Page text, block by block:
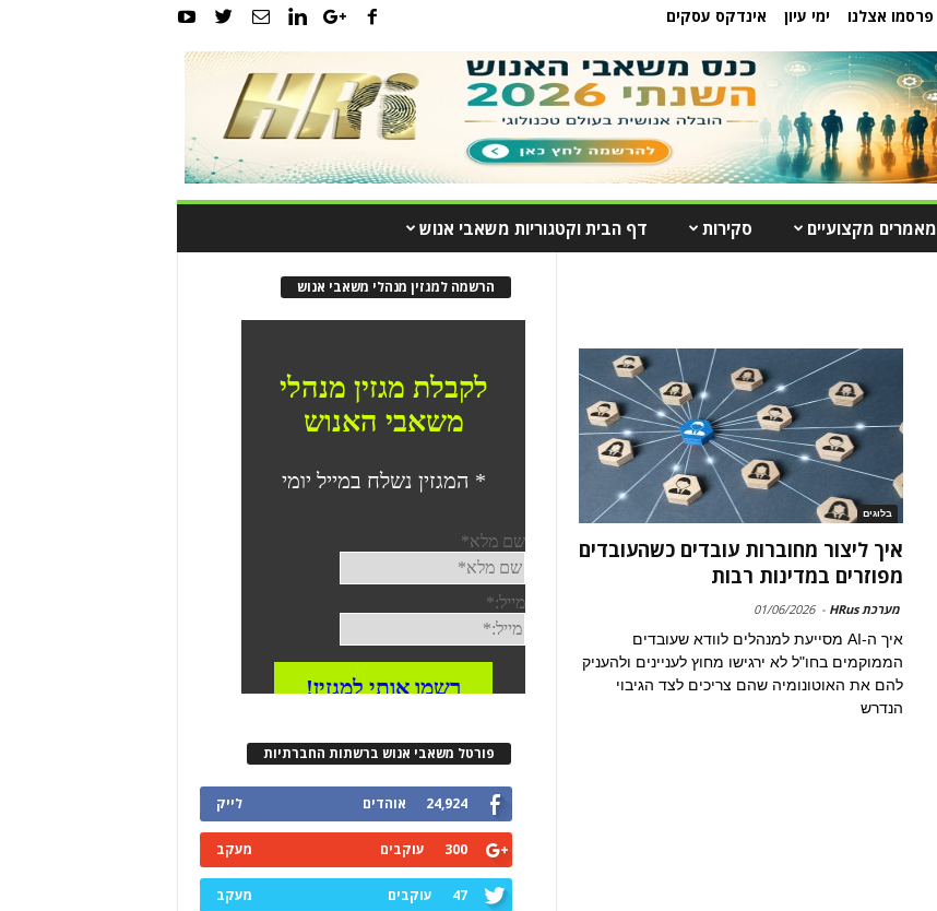
פרסמו אצלנו ימי עיון אינדקס עסקים
מאמרים מקצועיים סקירות דף הבית וקטגוריות משאבי אנוש
בלוגים
איך ליצור מחוברות עובדים כשהעובדים
מפוזרים במדינות רבות
מערכת HRus -
01/06/2026
איך ה-AI מסייעת למנהלים לוודא שעובדים
הממוקמים בחו"ל לא ירגישו מחוץ לעניינים ולהעניק
להם את האוטונומיה שהם צריכים לצד הגיבוי
הנדרש
הרשמה למגזין מנהלי משאבי אנוש
פורטל משאבי אנוש ברשתות החברתיות
24,924 אוהדים לייק
300 עוקבים מעקב
47 עוקבים מעקב